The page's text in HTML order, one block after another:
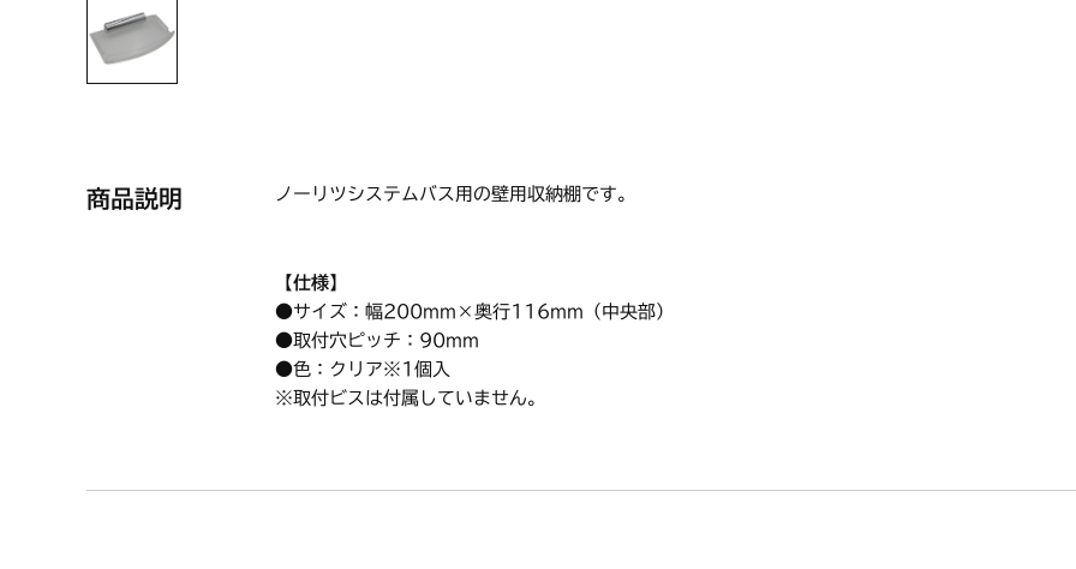
商品説明 ノーリツシステムバス用の壁用収納棚です。
【仕様】
●サイズ：幅200mm×奥行116mm（中央部）
●取付穴ピッチ：90mm
●色：クリア※1個入
※取付ビスは付属していません。